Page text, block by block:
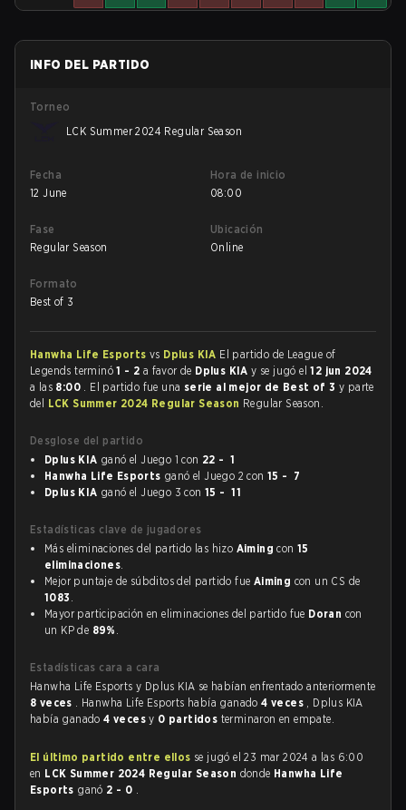
INFO DEL PARTIDO
Torneo
LCK Summer 2024 Regular Season
Fecha
12 June
Hora de inicio
08:00
Fase
Regular Season
Ubicación
Online
Formato
Best of 3
Hanwha Life Esports vs Dplus KIA El partido de League of
Legends terminó1 - 2 a favor de Dplus KIAy se jugó el12 jun 2024
a las 8:00 . El partido fue una serie al mejor de Best of 3y parte
del LCK Summer 2024 Regular Season Regular Season.
Desglose del partido
Dplus KIA ganó el Juego 1 con 22 - 1
Hanwha Life Esports ganó el Juego 2 con15 - 7
Dplus KIA ganó el Juego 3 con15 - 11
Estadísticas clave de jugadores
Más eliminaciones del partido las hizo Aiming con15
eliminaciones.
Mejor puntaje de súbditos del partido fue Aiming con un CS de
1083 .
Mayor participación en eliminaciones del partido fue Doran con
un KP de 89% .
Estadísticas cara a cara
Hanwha Life Esports y Dplus KIA se habían enfrentado anteriormente
8 veces . Hanwha Life Esports había ganado4 veces , Dplus KIA
había ganado4 vecesy 0 partidos terminaron en empate.
El último partido entre ellos se jugó el 23 mar 2024 a las 6:00
en LCK Summer 2024 Regular Season donde Hanwha Life
Esports ganó 2 - 0 .